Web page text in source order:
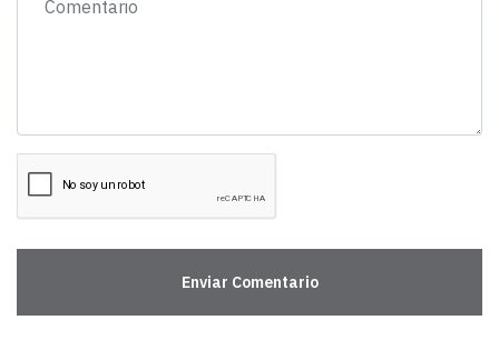
Enviar Comentario